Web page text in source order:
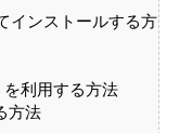
インストールする方
利用する方法
方法